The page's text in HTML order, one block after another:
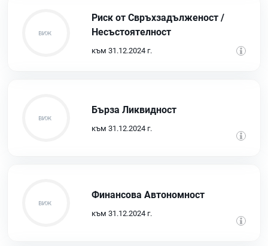
Риск от Свръхзадълженост /
Несъстоятелност
към 31.12.2024 г.
Бърза Ликвидност
към 31.12.2024 г.
Финансова Автономност
към 31.12.2024 г.